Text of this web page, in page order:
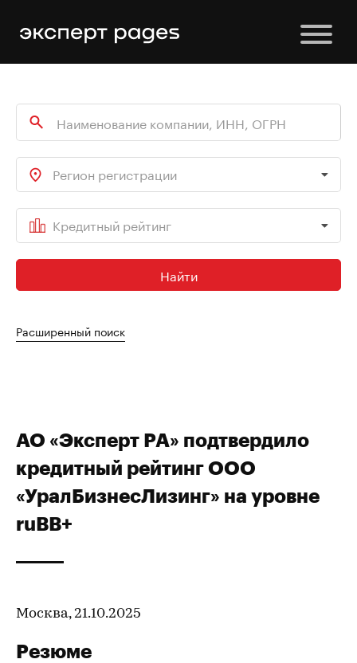
Регион регистрации
Кредитный рейтинг
Найти
Расширенный поиск
АО «Эксперт РА» подтвердило
кредитный рейтинг ООО
«УралБизнесЛизинг» на уровне
ruBВ+
Москва, 21.10.2025
Резюме